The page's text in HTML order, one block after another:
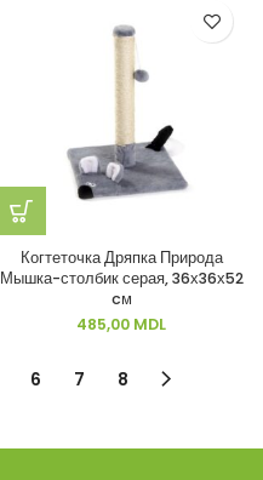
Когтеточка Дряпка Природа
Мышка-столбик серая, 36х36х52
cм
485,00 MDL
6 7 8